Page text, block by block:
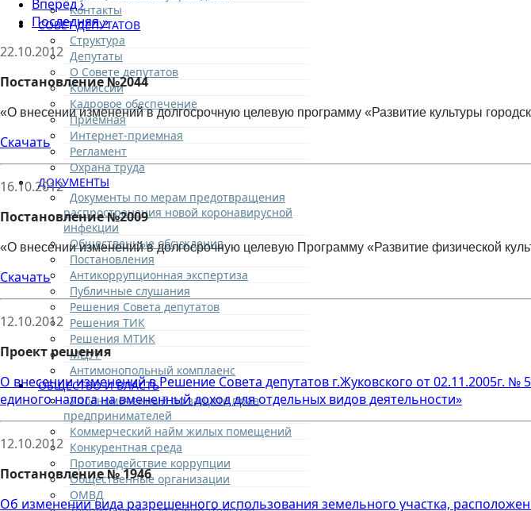
Контакты
СОВЕТ ДЕПУТАТОВ
Структура
Депутаты
О Совете депутатов
Комиссии
Кадровое обеспечение
Приемная
Интернет-приемная
Регламент
Охрана труда
ДОКУМЕНТЫ
Документы по мерам предотвращения
распространения новой коронавирусной
инфекции
Общественные обсуждения
Постановления
Антикоррупционная экспертиза
Публичные слушания
Решения Совета депутатов
Решения ТИК
Решения МТИК
МЦУР
Антимонопольный комплаенс
ОБЩЕСТВО И ВЛАСТЬ
Уполномоченный по защите прав
предпринимателей
Коммерческий найм жилых помещений
Конкурентная среда
Противодействие коррупции
Общественные организации
ОМВД
Вперед›
Последняя»
22.10.2012
Постановление №2044
«О внесении изменений в долгосрочную целевую программу «Развитие культуры
Скачать
16.10.2012
Постановление №2009
«О внесении изменений в долгосрочную целевую Программу «Развитие физической
Скачать
12.10.2012
Проект решения
О внесении изменений в Решение Совета депутатов г.Жуковского от 02.11.2005г.
единого налога на вмененный доход для отдельных видов деятельности»
12.10.2012
Постановление № 1946
Об изменении вида разрешенного использования земельного участка,